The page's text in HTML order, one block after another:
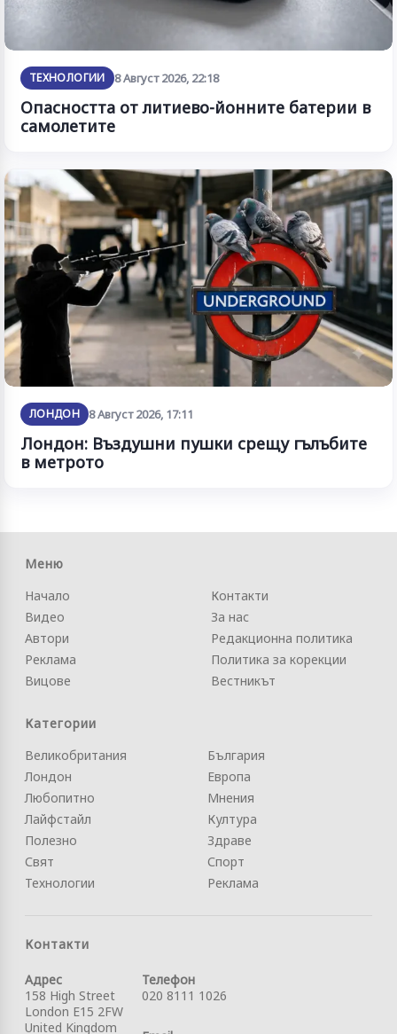
ТЕХНОЛОГИИ 8 Август 2026, 22:18
Опасността от литиево-йонните батерии в
самолетите
ЛОНДОН 8 Август 2026, 17:11
Лондон: Въздушни пушки срещу гълъбите
в метрото
Меню
Начало
Видео
Автори
Реклама
Вицове
Контакти
За нас
Редакционна политика
Политика за корекции
Вестникът
Категории
Великобритания
Лондон
Любопитно
Лайфстайл
Полезно
Свят
Технологии
България
Европа
Мнения
Култура
Здраве
Спорт
Реклама
Контакти
Адрес
158 High Street
London E15 2FW
United Kingdom
Телефон
020 8111 1026